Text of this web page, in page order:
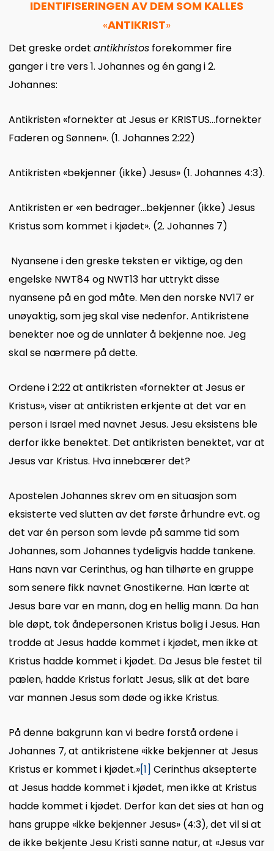
IDENTIFISERINGEN AV DEM SOM KALLES
«ANTIKRIST»
Det greske ordet antikhristosforekommer fire
ganger i tre vers 1. Johannes og én gang i 2.
Johannes:
Antikristen «fornekter at Jesus er KRISTUS…fornekter
Faderen og Sønnen». (1. Johannes 2:22)
Antikristen «bekjenner (ikke) Jesus» (1. Johannes 4:3).
Antikristen er «en bedrager…bekjenner (ikke) Jesus
Kristus som kommet i kjødet». (2. Johannes 7)
Nyansene i den greske teksten er viktige, og den
engelske NWT84 og NWT13 har uttrykt disse
nyansene på en god måte. Men den norske NV17 er
unøyaktig, som jeg skal vise nedenfor. Antikristene
benekter noe og de unnlater å bekjenne noe. Jeg
skal se nærmere på dette.
Ordene i 2:22 at antikristen «fornekter at Jesus er
Kristus», viser at antikristen erkjente at det var en
person i Israel med navnet Jesus. Jesu eksistens ble
derfor ikke benektet. Det antikristen benektet, var at
Jesus var Kristus. Hva innebærer det?
Apostelen Johannes skrev om en situasjon som
eksisterte ved slutten av det første århundre evt. og
det var én person som levde på samme tid som
Johannes, som Johannes tydeligvis hadde tankene.
Hans navn var Cerinthus, og han tilhørte en gruppe
som senere fikk navnet Gnostikerne. Han lærte at
Jesus bare var en mann, dog en hellig mann. Da han
ble døpt, tok åndepersonen Kristus bolig i Jesus. Han
trodde at Jesus hadde kommet i kjødet, men ikke at
Kristus hadde kommet i kjødet. Da Jesus ble festet til
pælen, hadde Kristus forlatt Jesus, slik at det bare
var mannen Jesus som døde og ikke Kristus.
På denne bakgrunn kan vi bedre forstå ordene i
Johannes 7, at antikristene «ikke bekjenner at Jesus
Kristus er kommet i kjødet.»[1] Cerinthus aksepterte
at Jesus hadde kommet i kjødet, men ikke at Kristus
hadde kommet i kjødet. Derfor kan det sies at han og
hans gruppe «ikke bekjenner Jesus» (4:3), det vil si at
de ikke bekjente Jesu Kristi sanne natur, at «Jesus var